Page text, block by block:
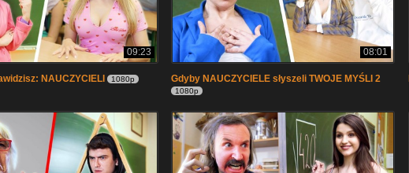
09:23
NAUCZYCIELI 1080p
08:01
Gdyby NAUCZYCIELE słyszeli TWOJE MYŚLI 2
1080p